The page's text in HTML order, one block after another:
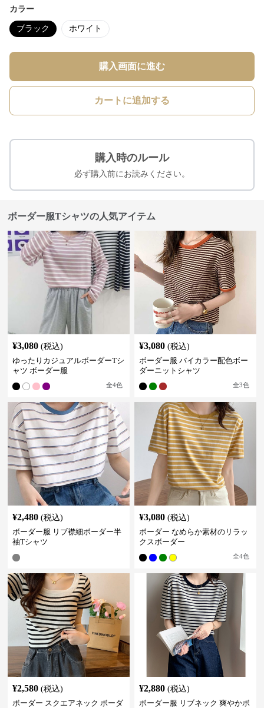
カラー
ブラック ホワイト
購入画面に進む
カートに追加する
購入時のルール
必ず購入前にお読みください。
ボーダー服Tシャツの人気アイテム
¥3,080 (税込)
ゆったりカジュアルボーダーTシ
ャツ ボーダー服
全4色
¥3,080 (税込)
ボーダー服 バイカラー配色ボー
ダーニットシャツ
全3色
¥2,480 (税込)
ボーダー服 リブ襟細ボーダー半
袖Tシャツ
¥3,080 (税込)
ボーダー なめらか素材のリラッ
クスボーダー
全4色
¥2,580 (税込)
ボーダー スクエアネック ボーダ
¥2,880 (税込)
ボーダー服 リブネック 爽やかボ